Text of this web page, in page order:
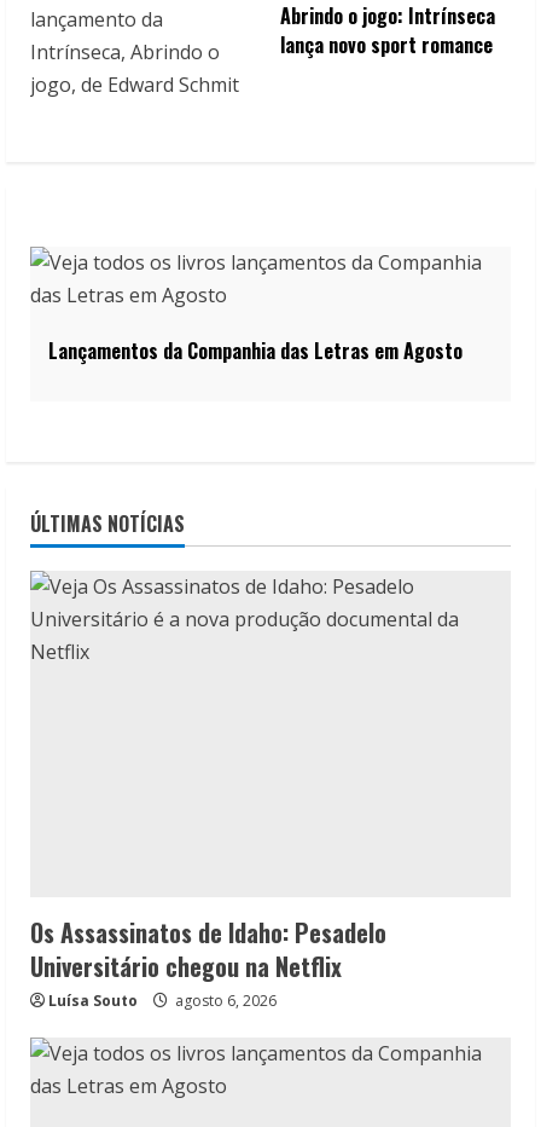
Abrindo o jogo: Intrínseca
lança novo sport romance
Lançamentos da Companhia das Letras em Agosto
ÚLTIMAS NOTÍCIAS
Os Assassinatos de Idaho: Pesadelo
Universitário chegou na Netflix
Luísa Souto agosto 6, 2026